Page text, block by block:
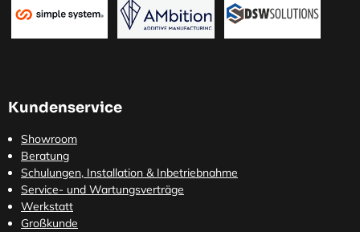
Kundenservice
Showroom
Beratung
Schulungen, Installation & Inbetriebnahme
Service- und Wartungsverträge
Werkstatt
Großkunde